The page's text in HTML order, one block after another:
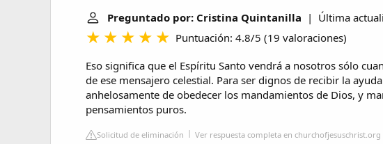
Preguntado por: Cristina Quintanilla | Última
Puntuación: 4.8/5 (19 valoraciones)
Eso significa que el Espíritu Santo vendrá a nosotros sólo
de ese mensajero celestial. Para ser dignos de recibir la
anhelosamente de obedecer los mandamientos de Dios, y
pensamientos puros.
Solicitud de eliminación Ver respuesta completa en churchofjesuschrist.org